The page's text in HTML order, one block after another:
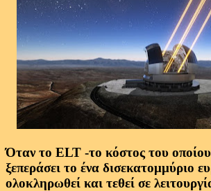
Όταν το ELT -το κόστος του
ξεπεράσει το ένα δισεκατομμύριο
ολοκληρωθεί και τεθεί σε